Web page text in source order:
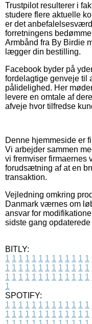
Trustpilot resulterer i
studere flere aktuelle
er det
forretningens
Armbånd fra By Birdie
lægger din bestilling.
Facebook byder på
fordelagtige genveje til
pålidelighed. Her
levere en omtale af
afveje hvor tilfredse
Denne hjemmeside er
Vi arbejder sammen
vi fremviser firmaernes
forudsætning af at en
transaktion.
Vejledning omkring
Danmark værnes om
ansvar for
sidste gang
BITLY:
1 1 1 1 1 1 1 1 1 1 1 1 1
1 1 1 1 1 1 1 1 1 1 1 1 1
1 1 1 1 1 1 1 1 1 1 1 1 1
1
SPOTIFY:
1 1 1 1 1 1 1 1 1 1 1 1 1
1 1 1 1 1 1 1 1 1 1 1 1 1